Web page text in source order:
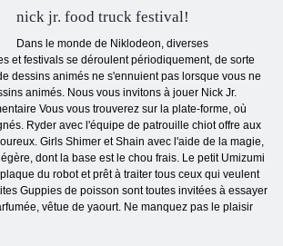
nick jr. food truck festival!
Dans le monde de Niklodeon, diverses
et festivals se déroulent périodiquement, de sorte
dessins animés ne s'ennuient pas lorsque vous ne
animés. Nous vous invitons à jouer Nick Jr.
Vous vous trouverez sur la plate-forme, où
Ryder avec l'équipe de patrouille chiot offre aux
Girls Shimer et Shain avec l'aide de la magie,
dont la base est le chou frais. Le petit Umizumi
du robot et prêt à traiter tous ceux qui veulent
Guppies de poisson sont toutes invitées à essayer
vêtue de yaourt. Ne manquez pas le plaisir